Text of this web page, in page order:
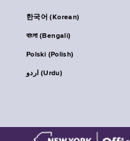
한국어 (Korean)
বাংলা (Bengali)
Polski (Polish)
اردو (Urdu)